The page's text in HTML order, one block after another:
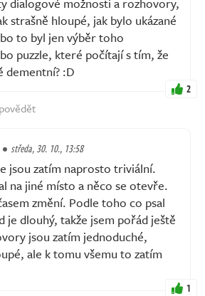
strašně hloupé, jak bylo ukázané
to byl jen výběr toho
puzzle, které počítají s tím, že
dementní? :D
2
středa, 30. 10., 13:58
jsou zatím naprosto triviální.
na jiné místo a něco se otevře.
změní. Podle toho co psal
je dlouhý, takže jsem pořád ještě
jsou zatím jednoduché,
ale k tomu všemu to zatím
1